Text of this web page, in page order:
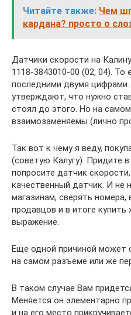
Читайте также: Чем
кардана? просто о
Датчики скорости на
1118-3843010-00 (02, 04).
последними двумя
утверждают, что нужно
стоял до этого. Но на
взаимозаменяемы (лично
Так вот к чему я веду,
(советую Калугу). Придите
попросите датчик
качественный датчик. И не
магазинам, сверять
продавцов и в итоге купить
выражение.
Еще одной причиной может
на самом разъеме или же
В таком случае Вам
Меняется он элементарно
и на его место